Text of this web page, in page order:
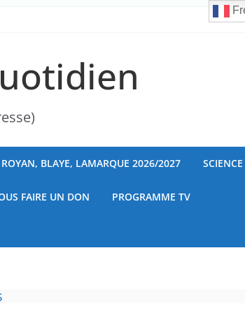
BLAYE, LAMARQUE 2026/2027 SCIENCE
FAIRE UN DON PROGRAMME TV